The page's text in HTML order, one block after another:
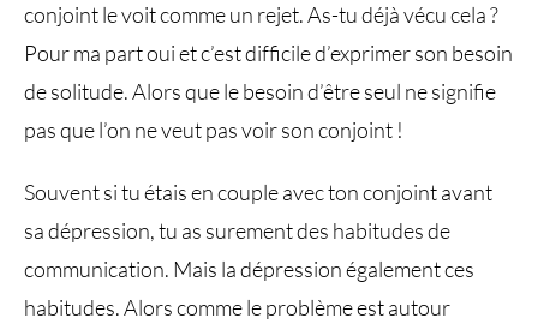
conjoint le voit comme un rejet. As-tu déjà vécu cela ?
Pour ma part oui et c’est difficile d’exprimer son besoin
de solitude. Alors que le besoin d’être seul ne signifie
pas que l’on ne veut pas voir son conjoint !
Souvent si tu étais en couple avec ton conjoint avant
sa dépression, tu as surement des habitudes de
communication. Mais la dépression également ces
habitudes. Alors comme le problème est autour